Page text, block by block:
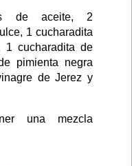
de aceite, 2
1 cucharadita
1 cucharadita de
pimienta negra
de Jerez y
una mezcla